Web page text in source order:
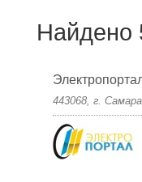
Найдено
443068, г.